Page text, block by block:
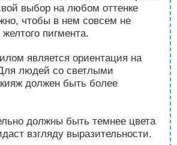
выбор на любом оттенке
чтобы в нем совсем не
пигмента.
является ориентация на
людей со светлыми
должен быть более
должны быть темнее цвета
взгляду выразительности.